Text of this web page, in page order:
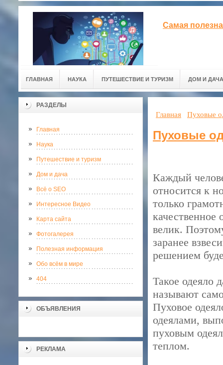
Самая
ГЛАВНАЯ НАУКА ПУТЕШЕСТВИЕ И ТУРИЗМ ДОМ И ДАЧА
РАЗДЕЛЫ
Главная
Наука
Путешествие и туризм
Дом и дача
Всё о SEO
Интересное Видео
Карта сайта
Фотогалерея
Полезная информация
Обо всём в мире
404
ОБЪЯВЛЕНИЯ
РЕКЛАМА
Главная Пуховые
Пуховые
Каждый
относится к
только
качественное
велик.
заранее
решением
Такое одеяло
называют
Пуховое
одеялами,
пуховым
теплом.